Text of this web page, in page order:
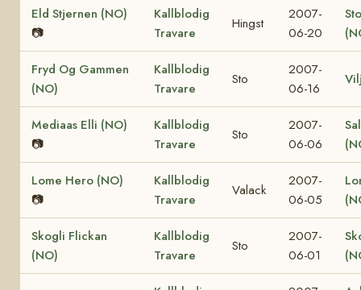
Eld Stjernen (NO)
📷
Kallblodig
Travare
Hingst
2007-
06-20
Fryd Og Gammen
(NO)
Kallblodig
Travare
Sto
2007-
06-16
Mediaas Elli (NO)
📷
Kallblodig
Travare
Sto
2007-
06-06
Lome Hero (NO)
📷
Kallblodig
Travare
Valack
2007-
06-05
Skogli Flickan
(NO)
Kallblodig
Travare
Sto
2007-
06-01